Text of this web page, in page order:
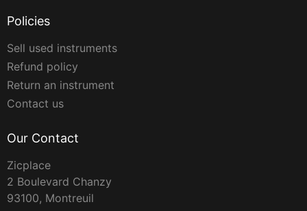
Policies
Sell used instruments
Refund policy
Return an instrument
Contact us
Our Contact
Zicplace
2 Boulevard Chanzy
93100, Montreuil